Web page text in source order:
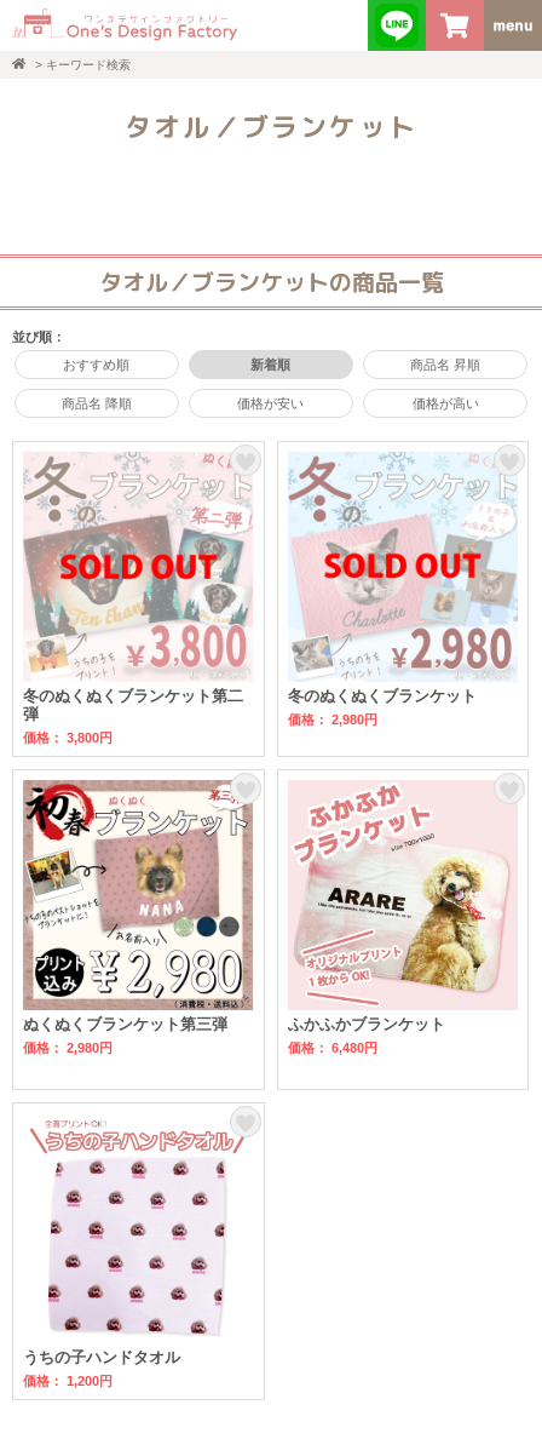
> キーワード検索
タオル／ブランケット
タオル／ブランケットの商品一覧
並び順：
おすすめ順
新着順 商品名 昇順
商品名 降順 価格が安い 価格が高い
冬のぬくぬくブランケット第二
弾
価格： 3,800円
冬のぬくぬくブランケット
価格： 2,980円
ぬくぬくブランケット第三弾
価格： 2,980円
ふかふかブランケット
価格： 6,480円
うちの子ハンドタオル
価格： 1,200円